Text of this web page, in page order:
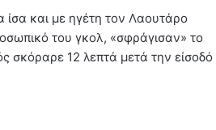
ίσα και με ηγέτη τον Λαουτάρο
του γκολ, «σφράγισαν» το
σκόραρε 12 λεπτά μετά την είσοδό